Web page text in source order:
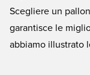
Scegliere un
garantisce le
abbiamo illustrato